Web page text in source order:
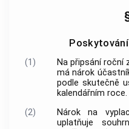
(1)
Na připsání
má nárok
podle skutečně
kalendářním roce.
(2)
Nárok na
uplatňuje